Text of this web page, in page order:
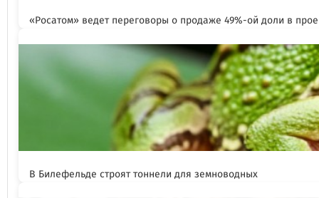
«Росатом» ведет переговоры о продаже 49%-ой доли в
В Билефельде строят тоннели для земноводных